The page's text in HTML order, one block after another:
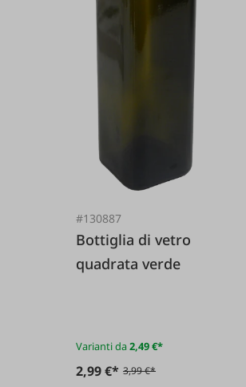
#130887
Bottiglia di vetro
quadrata verde
Varianti da2,49 €*
2,99 €* 3,99 €*